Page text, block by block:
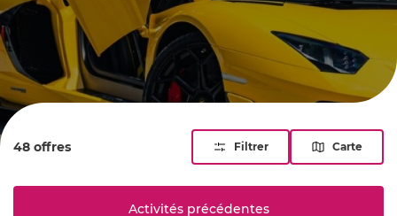
48 offres Filtrer Carte
Activités précédentes